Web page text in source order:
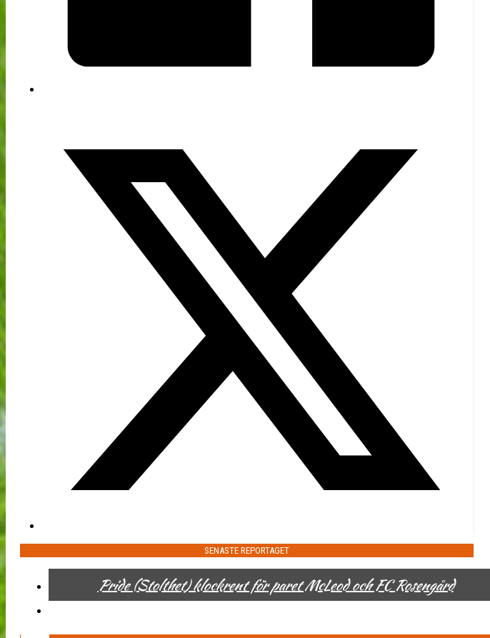
SENASTE REPORTAGET
Pride (Stolthet) klockrent för paret McLeod och FC Rosengård